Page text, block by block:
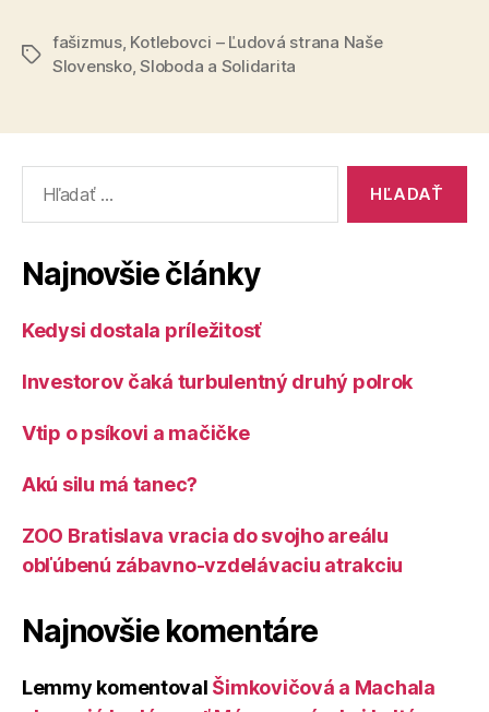
arogantný
Značky
fašizmus, Kotlebovci – Ľudová strana Naše
Slovensko,Sloboda a Solidarita
Najnovšie články
Kedysi dostala príležitosť
Investorov čaká turbulentný druhý polrok
Vtip o psíkovi a mačičke
Akú silu má tanec?
ZOO Bratislava vracia do svojho areálu
obľúbenú zábavno-vzdelávaciu atrakciu
Najnovšie komentáre
Lemmy komentoval Šimkovičová a Machala